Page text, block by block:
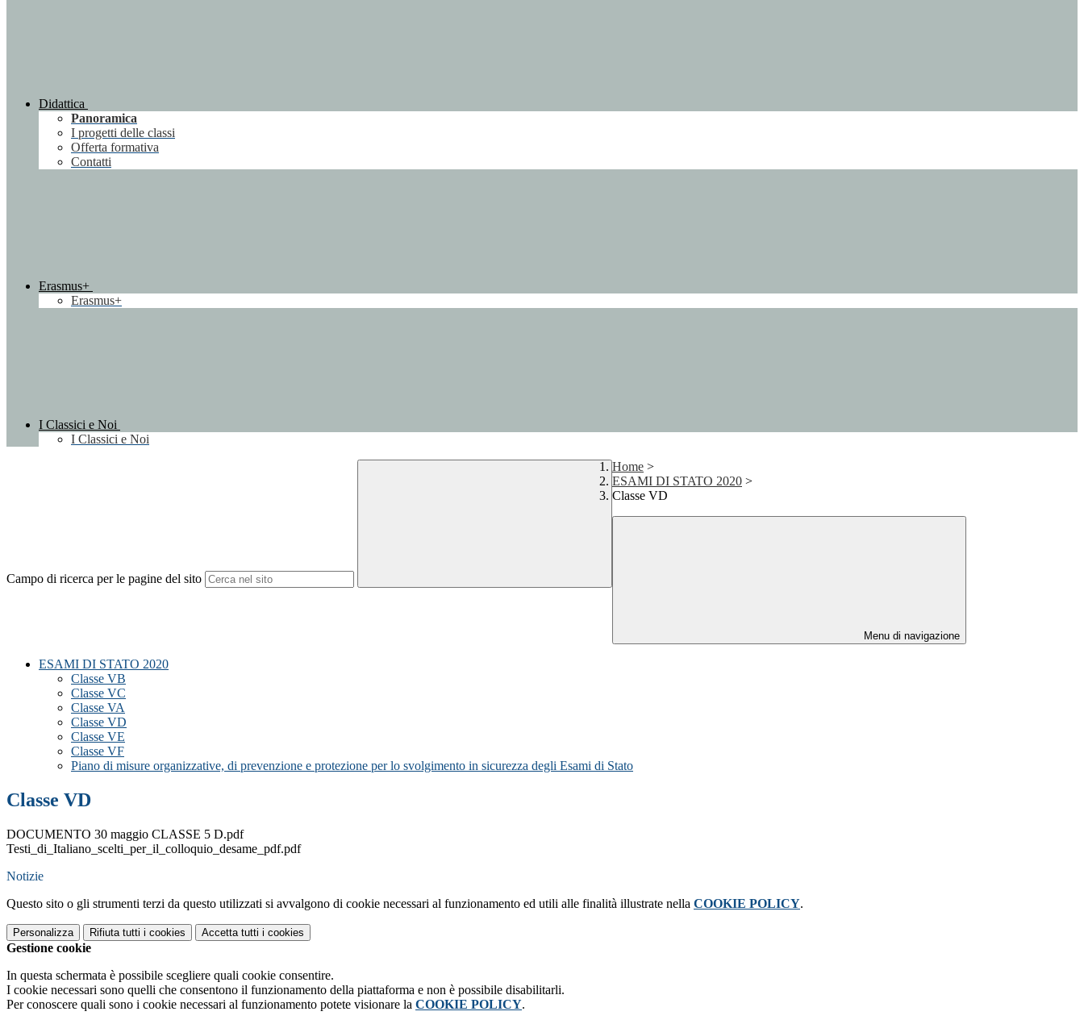
Didattica
Panoramica
I progetti delle classi
Offerta formativa
Contatti
Erasmus+
Erasmus+
I Classici e Noi
I Classici e Noi
Campo di ricerca per le pagine del sito
Home >
ESAMI DI STATO 2020 >
Classe VD
Menu di navigazione
ESAMI DI STATO 2020
Classe VB
Classe VC
Classe VA
Classe VD
Classe VE
Classe VF
Piano di misure organizzative, di prevenzione e protezione per lo svolgimento in sicurezza degli Esami di Stato
Classe VD
DOCUMENTO 30 maggio CLASSE 5 D.pdf
Testi_di_Italiano_scelti_per_il_colloquio_desame_pdf.pdf
Notizie
Questo sito o gli strumenti terzi da questo utilizzati si avvalgono di cookie necessari al funzionamento ed utili alle finalità illustrate nella COOKIE POLICY.
Personalizza Rifiuta tutti i cookies Accetta tutti i cookies
Gestione cookie
In questa schermata è possibile scegliere quali cookie consentire.
I cookie necessari sono quelli che consentono il funzionamento della piattaforma e non è possibile disabilitarli.
Per conoscere quali sono i cookie necessari al funzionamento potete visionare la COOKIE POLICY.